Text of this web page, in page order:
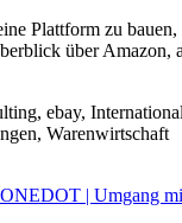
Plattform zu
über
ebay,
Warenwirtschaft
| Umgang